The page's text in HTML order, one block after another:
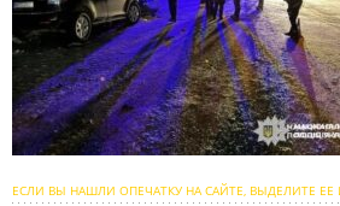
ЕСЛИ ВЫ НАШЛИ ОПЕЧАТКУ НА САЙТЕ, ВЫДЕЛИТЕ ЕЕ